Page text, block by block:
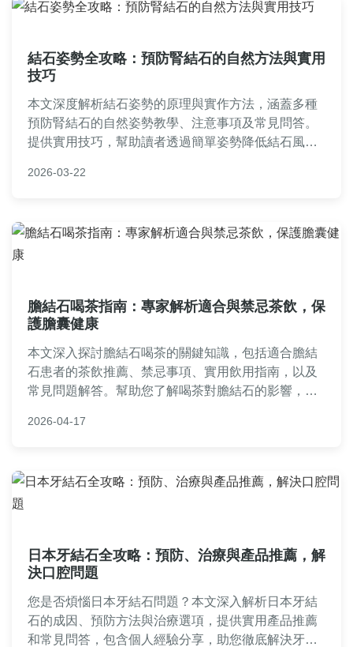
結石姿勢全攻略：預防腎結石的自然方法與實用
技巧
本文深度解析結石姿勢的原理與實作方法，涵蓋多種
預防腎結石的自然姿勢教學、注意事項及常見問答。
提供實用技巧，幫助讀者透過簡單姿勢降低結石風
尿健康的人士閱讀。
2026-03-22
膽結石喝茶指南：專家解析適合與禁忌茶飲，保
護膽囊健康
本文深入探討膽結石喝茶的關鍵知識，包括適合膽結
石患者的茶飲推薦、禁忌事項、實用飲用指南，以及
常見問題解答。幫助您了解喝茶對膽結石的影響，避
業見解和個人經驗，提供實用建議。
2026-04-17
日本牙結石全攻略：預防、治療與產品推薦，解
決口腔問題
您是否煩惱日本牙結石問題？本文深入解析日本牙結
石的成因、預防方法與治療選項，提供實用產品推薦
和常見問答，包含個人經驗分享，助您徹底解決牙結